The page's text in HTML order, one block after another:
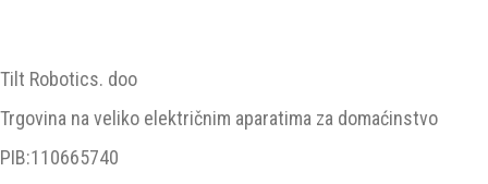
Tilt Robotics. doo
Trgovina na veliko električnim aparatima za domaćinstvo
PIB:110665740